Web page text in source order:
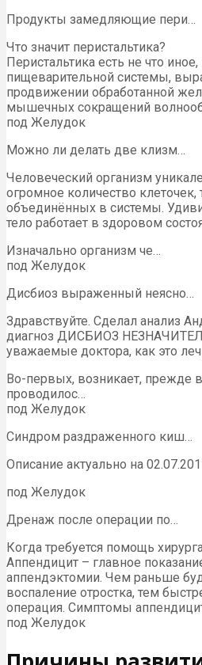
Продукты замедляющие пери…
Что значит перистальтика?
Перистальтика есть не что
пищеварительной системы,
продвижении обработанной
мышечных сокращений
под Желудок
Можно ли делать две клизм…
Человеческий организм
огромное количество клеточек,
объединённых в системы.
тело работает в здоровом
Изначально организм че…
под Желудок
Дисбиоз выраженный неясно…
Здравствуйте. Сделал анализ
диагноз ДИСБИОЗ
уважаемые доктора, как это
Во-первых, возникает, прежде
проводилос…
под Желудок
Синдром раздраженного киш…
Описание актуально на
под Желудок
Дренаж после операции по…
Когда требуется помощь
Аппендицит – главное
аппендэктомии. Чем раньше
воспаление отростка, тем
операция. Симптомы
под Желудок